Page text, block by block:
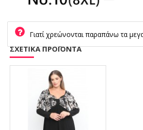
Γιατί χρεώνονται παραπάνω τα
ΣΧΕΤΙΚΑ ΠΡΟΪΟΝΤΑ